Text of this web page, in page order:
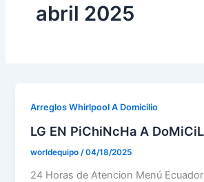
abril 2025
Arreglos Whirlpool A Domicilio
LG EN PiChiNcHa A
worldequipo /04/18/2025
24 Horas de Atencion Menú